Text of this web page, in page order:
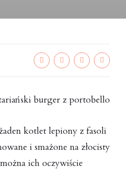
burger z portobello
kotlet lepiony z fasoli
i smażone na złocisty
ich oczywiście